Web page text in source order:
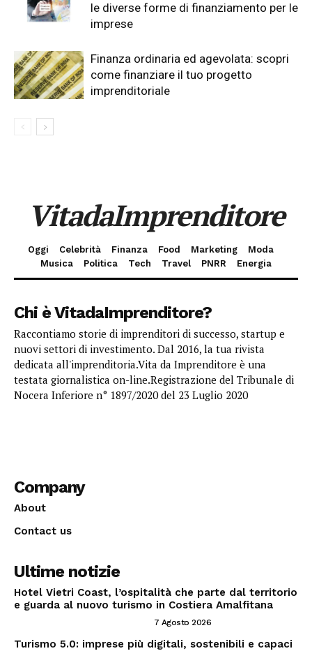
le diverse forme di finanziamento per le
imprese
Finanza ordinaria ed agevolata: scopri
come finanziare il tuo progetto
imprenditoriale
VitadaImprenditore
Oggi Celebrità Finanza Food Marketing
Moda
Musica
Politica Tech Travel PNRR Energia
Chi è VitadaImprenditore?
Raccontiamo storie di imprenditori di successo, startup e
nuovi settori di investimento. Dal 2016, la tua rivista
dedicata all'imprenditoria.Vita da Imprenditore è una
testata giornalistica on-line.Registrazione del Tribunale di
Nocera Inferiore n° 1897/2020 del 23 Luglio 2020
Company
About
Contact us
Ultime notizie
Hotel Vietri Coast, l’ospitalità che parte dal territorio
e guarda al nuovo turismo in Costiera Amalfitana
7 Agosto 2026
Turismo 5.0: imprese più digitali, sostenibili e capaci